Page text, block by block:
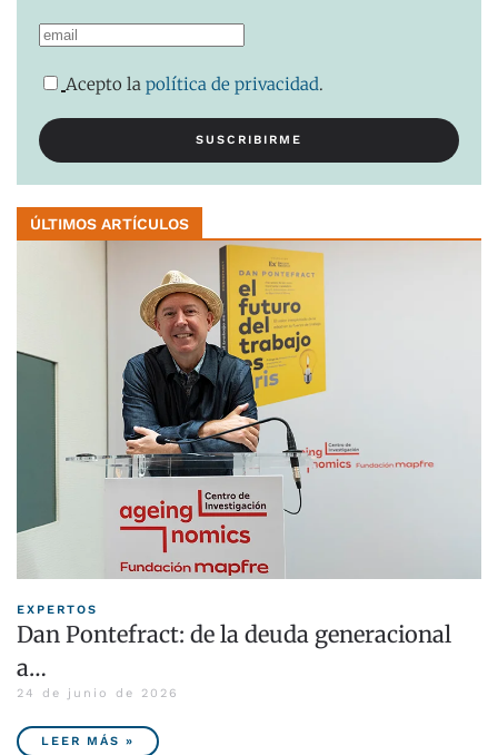
Acepto la política de privacidad.
ÚLTIMOS ARTÍCULOS
EXPERTOS
Dan Pontefract: de la deuda generacional
a…
24 de junio de 2026
LEER MÁS »